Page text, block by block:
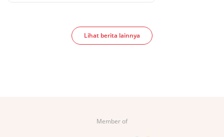
Lihat berita lainnya
Member of